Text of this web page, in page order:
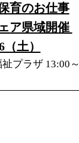
育のお仕事
ア県域開催
土）
プラザ 13:00～